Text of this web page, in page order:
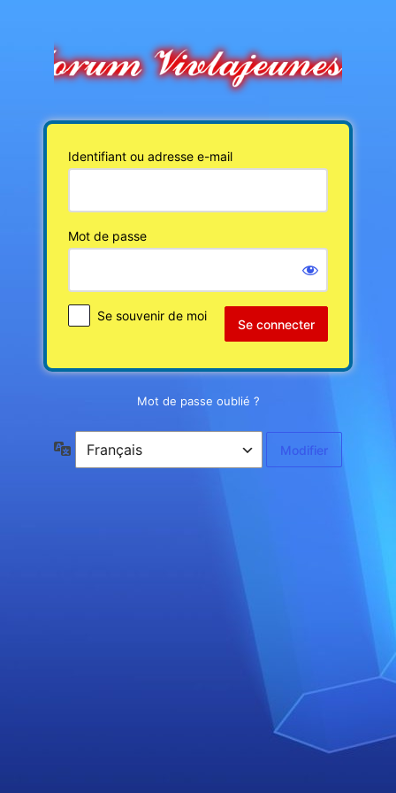
connecter
Identifiant ou adresse e-mail
Mot de passe
Se souvenir de moi
Mot de passe oublié ?
Langue